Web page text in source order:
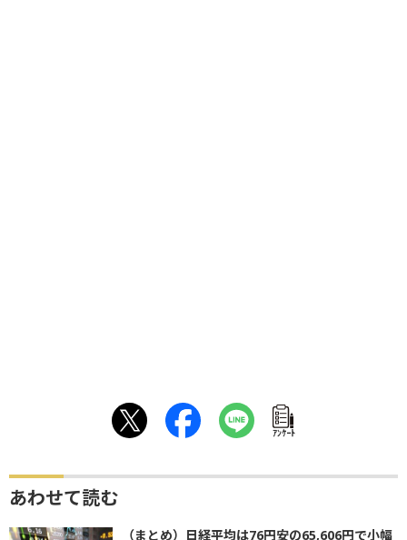
ｱﾝｹｰﾄ
あわせて読む
（まとめ）日経平均は76円安の65,606円で小幅